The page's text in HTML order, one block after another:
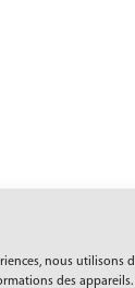
nous utilisons
des